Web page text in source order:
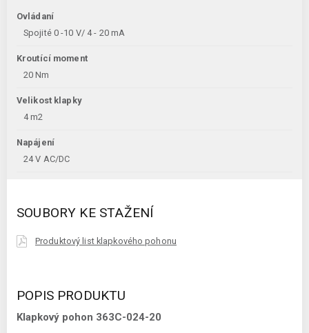
Ovládaní
Spojité 0 -10 V/ 4 - 20 mA
Kroutící moment
20 Nm
Velikost klapky
4 m2
Napájení
24 V AC/DC
SOUBORY KE STAŽENÍ
Produktový list klapkového pohonu
POPIS PRODUKTU
Klapkový pohon 363C-024-20